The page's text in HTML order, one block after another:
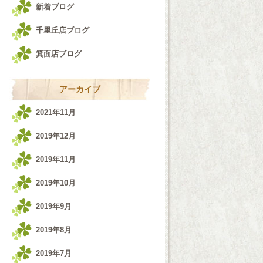
新着ブログ
千里丘店ブログ
箕面店ブログ
アーカイブ
2021年11月
2019年12月
2019年11月
2019年10月
2019年9月
2019年8月
2019年7月